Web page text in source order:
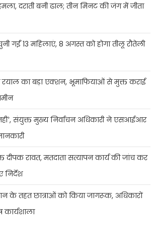
दराती बनी ढाल; तीन मिनट की जंग में जीता
गईं 13 महिलाएं, 8 अगस्त को होगा तीलू रौतेली
का बड़ा एक्शन, भूमाफियाओं से मुक्त कराई
संयुक्त मुख्य निर्वाचन अधिकारी ने एसआईआर
रावत, मतदाता सत्यापन कार्य की जांच कर
निर्देश
के तहत छात्राओं को किया जागरूक, अधिकारों
कार्यशाला